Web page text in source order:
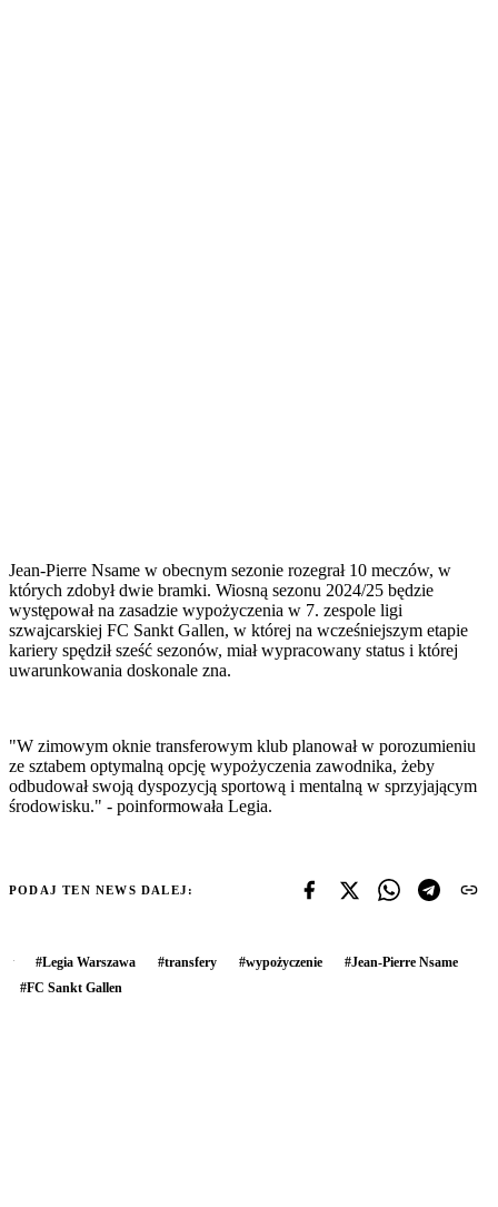
Jean-Pierre Nsame w obecnym sezonie rozegrał 10 meczów, w
których zdobył dwie bramki. Wiosną sezonu 2024/25 będzie
występował na zasadzie wypożyczenia w 7. zespole ligi
szwajcarskiej FC Sankt Gallen, w której na wcześniejszym etapie
kariery spędził sześć sezonów, miał wypracowany status i której
uwarunkowania doskonale zna.
"W zimowym oknie transferowym klub planował w porozumieniu
ze sztabem optymalną opcję wypożyczenia zawodnika, żeby
odbudował swoją dyspozycją sportową i mentalną w sprzyjającym
środowisku." - poinformowała Legia.
PODAJ TEN NEWS DALEJ:
#Legia Warszawa #transfery #wypożyczenie #Jean-Pierre Nsame
#FC Sankt Gallen